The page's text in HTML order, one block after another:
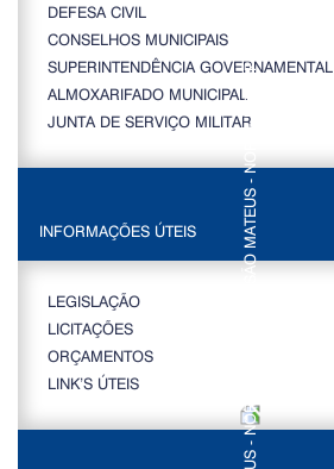
DEFESA CIVIL
CONSELHOS MUNICIPAIS
SUPERINTENDÊNCIA GOVERNAMENTAL
ALMOXARIFADO MUNICIPAL
JUNTA DE SERVIÇO MILITAR
INFORMAÇÕES ÚTEIS
LEGISLAÇÃO
LICITAÇÕES
ORÇAMENTOS
LINK’S ÚTEIS